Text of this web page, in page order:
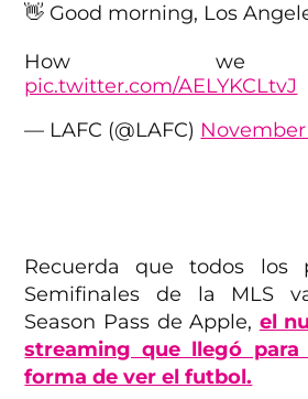
👋 Good morning, Los
How we
pic.twitter.com/AELYKCLtvJ
— LAFC (@LAFC) November
Recuerda que todos los
Semifinales de la MLS
Season Pass de Apple, el
streaming que llegó para
forma de ver el futbol.